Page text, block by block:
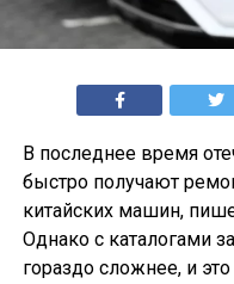
В последнее время
быстро получают
китайских машин,
Однако с каталогами
гораздо сложнее, и